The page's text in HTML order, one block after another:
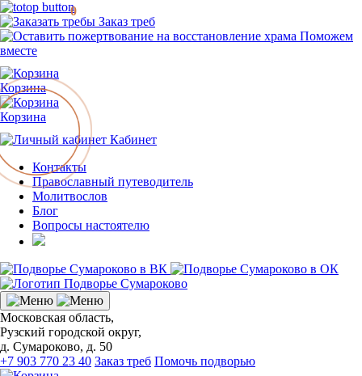
Заказ треб
Поможем
вместе
Корзина
Корзина
0
Кабинет
Контакты
Православный путеводитель
Молитвослов
Блог
Вопросы настоятелю
Московская область,
Рузский городской округ,
д. Сумароково, д. 50
+7 903 770 23 40 Заказ треб Помочь подворью